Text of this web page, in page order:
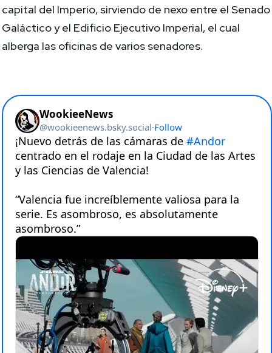
capital del Imperio, sirviendo de nexo entre el Senado
Galáctico y el Edificio Ejecutivo Imperial, el cual
alberga las oficinas de varios senadores.